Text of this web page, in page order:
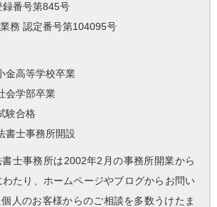
番号第845号
務 認定番号第104095号
金高等学校卒業
会学部卒業
験合格
書士事務所開設
士事務所は2002年2月の事務所開業から
たり、ホームページやブログからお問い
人のお客様からのご相談を多数うけたま